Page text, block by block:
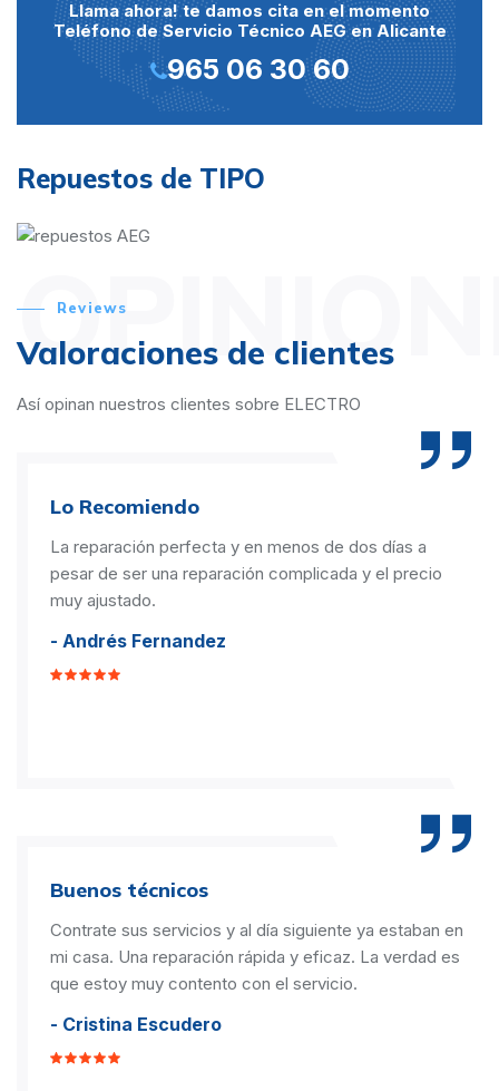
Llama ahora! te damos cita en el momento
Teléfono de Servicio Técnico AEG en Alicante
965 06 30 60
Repuestos de TIPO
Reviews
Valoraciones de clientes
Así opinan nuestros clientes sobre ELECTRO
Lo Recomiendo
La reparación perfecta y en menos de dos días a
pesar de ser una reparación complicada y el precio
muy ajustado.
- Andrés Fernandez
Buenos técnicos
Contrate sus servicios y al día siguiente ya estaban en
mi casa. Una reparación rápida y eficaz. La verdad es
que estoy muy contento con el servicio.
- Cristina Escudero